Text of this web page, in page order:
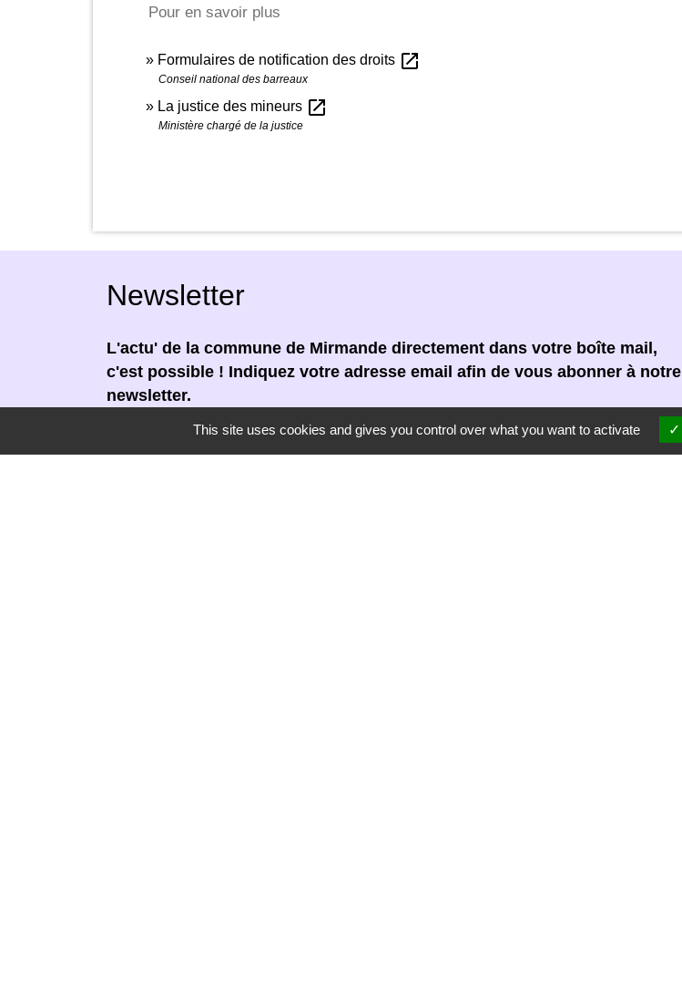
Pour en savoir plus
Formulaires de notification des droits open_in_new
Conseil national des barreaux
La justice des mineurs open_in_new
Ministère chargé de la justice
Newsletter
L'actu' de la commune de Mirmande directement dans votre boîte mail,
c'est possible ! Indiquez votre adresse email afin de vous abonner à notre
newsletter.
En renseignant votre adresse email, vous acceptez de recevoir notre
newsletter par courrier électronique. Vous pouvez vous désinscrire à tout
This site uses cookies and gives you control over what you want to activate